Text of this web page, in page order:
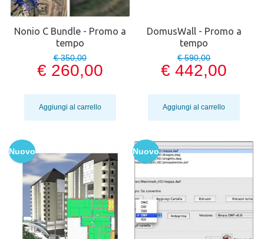
Nonio C Bundle - Promo a
tempo
€ 350,00
€ 260,00
Aggiungi al carrello
DomusWall - Promo a
tempo
€ 590,00
€ 442,00
Aggiungi al carrello
Nuovo Nuovo